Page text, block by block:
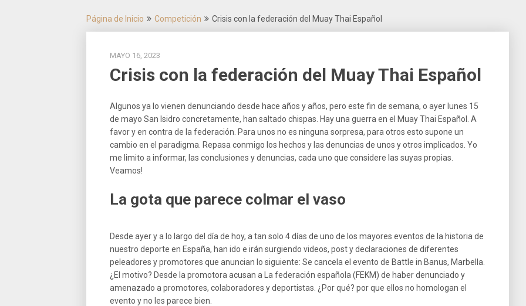
Página de Inicio Competición Crisis con la federación del Muay Thai Español
MAYO 16, 2023
Crisis con la federación del Muay Thai Español
Algunos ya lo vienen denunciando desde hace años y años, pero este fin de semana, o ayer lunes 15
de mayo San Isidro concretamente, han saltado chispas. Hay una guerra en el Muay Thai Español. A
favor y en contra de la federación. Para unos no es ninguna sorpresa, para otros esto supone un
cambio en el paradigma. Repasa conmigo los hechos y las denuncias de unos y otros implicados. Yo
me limito a informar, las conclusiones y denuncias, cada uno que considere las suyas propias.
Veamos!
La gota que parece colmar el vaso
Desde ayer y a lo largo del día de hoy, a tan solo 4 días de uno de los mayores eventos de la historia de
nuestro deporte en España, han ido e irán surgiendo videos, post y declaraciones de diferentes
peleadores y promotores que anuncian lo siguiente: Se cancela el evento de Battle in Banus, Marbella.
¿El motivo? Desde la promotora acusan a La federación española (FEKM) de haber denunciado y
amenazado a promotores, colaboradores y deportistas. ¿Por qué? por que ellos no homologan el
evento y no les parece bien.